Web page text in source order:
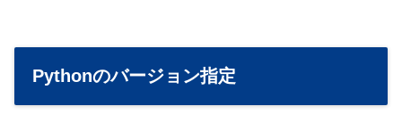
Pythonのバージョン指定